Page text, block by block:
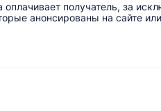
оплачивает получатель, за
анонсированы на сайте